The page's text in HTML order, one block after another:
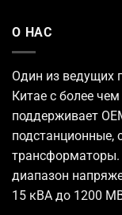
О НАС
Один из ведущих
Китае с более
поддерживает
подстанционные,
диапазон
15 кВА до 1200